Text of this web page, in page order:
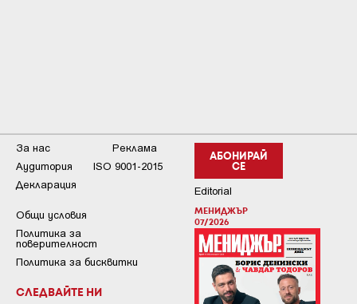
АБОНИРАЙ
СЕ
Editorial
МЕНИДЖЪР
07/2026
За нас
Реклама
Аудитория
ISO 9001-2015
Декларация
Общи условия
Пoлитикa зa
пoвepитeлнocт
Политика за бисквитки
СЛЕДВАЙТЕ НИ